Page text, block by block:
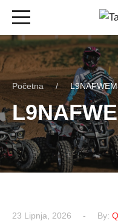
Početna
23 Lipnja, 2026 By: